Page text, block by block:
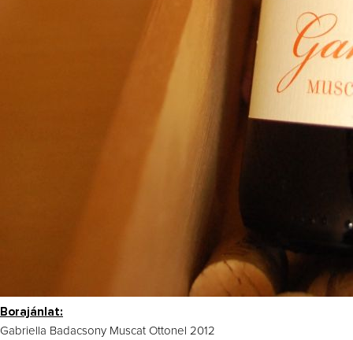
Borajánlat:
Gabriella Badacsony Muscat Ottonel 2012